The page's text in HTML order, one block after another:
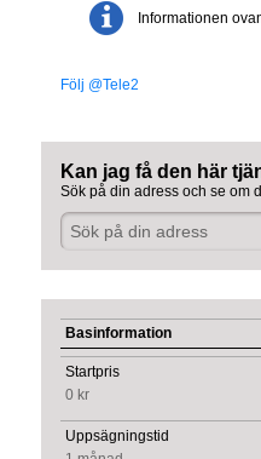
Informationen
Följ @Tele2
Kan jag få den här
Sök på din adress och se om
Basinformation
Startpris
0 kr
Uppsägningstid